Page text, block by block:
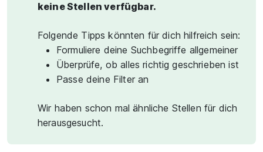
keine Stellen verfügbar.
Folgende Tipps könnten für dich hilfreich sein:
Formuliere deine Suchbegriffe allgemeiner
Überprüfe, ob alles richtig geschrieben ist
Passe deine Filter an
Wir haben schon mal ähnliche Stellen für dich
herausgesucht.